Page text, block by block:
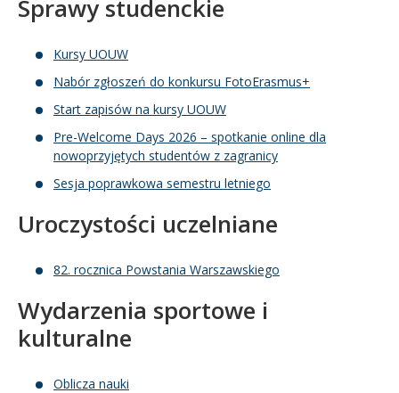
Sprawy studenckie
Kursy UOUW
Nabór zgłoszeń do konkursu FotoErasmus+
Start zapisów na kursy UOUW
Pre-Welcome Days 2026 – spotkanie online dla
nowoprzyjętych studentów z zagranicy
Sesja poprawkowa semestru letniego
Uroczystości uczelniane
82. rocznica Powstania Warszawskiego
Wydarzenia sportowe i
kulturalne
Oblicza nauki